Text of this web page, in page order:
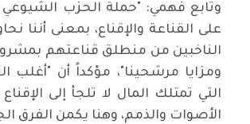
وتابع فهمي: "حملة الحزب الشيوعي
على القناعة والإقناع، بمعنى أننا
الناخبين من منطلق قناعتهم
ومزايا مرشحينا"، مؤكداً أن "أغلب
التي تمتلك المال لا تلجأ إلى
الأصوات والذمم، وهنا يكمن الفرق